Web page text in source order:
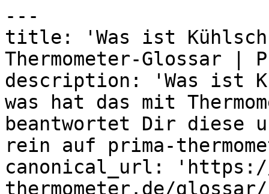
---
title: 'Was ist
Thermometer-Glossar |
description: 'Was ist
was hat das mit
beantwortet Dir diese
rein auf prima-
canonical_url: 'https://
thermometer.de/